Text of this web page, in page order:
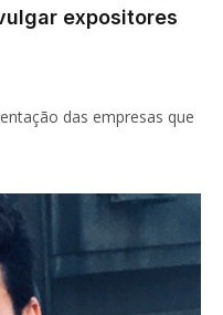
expositores
das empresas que